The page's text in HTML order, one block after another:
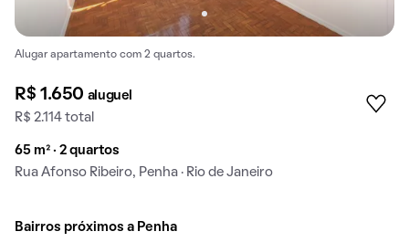
Alugar apartamento com 2 quartos.
R$ 1.650 aluguel
R$ 2.114 total
65 m² · 2 quartos
Rua Afonso Ribeiro, Penha · Rio de Janeiro
Bairros próximos a Penha